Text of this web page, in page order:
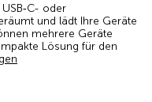
oder
und lädt Ihre Geräte
mehrere Geräte
Lösung für den